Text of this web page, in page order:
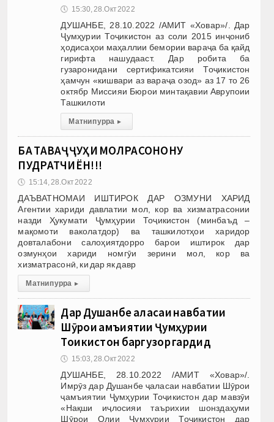
🕔 15:30, 28.Окт 2022
ДУШАНБЕ, 28.10.2022 /АМИТ «Ховар»/. Дар
Ҷумҳурии Тоҷикистон аз соли 2015 инҷониб
ҳодисаҳои маҳаллии бемории вараҷа ба қайд
гирифта нашудааст. Дар робита ба
гузаронидани сертификатсияи Тоҷикистон
ҳамчун «кишвари аз вараҷа озод» аз 17 то 26
октябр Миссияи Бюрои минтақавии Аврупоии
Ташкилоти
Матни пурра ▸
БА ТАВАҶҶУҲИ МОЛРАСОНОНУ
ПУДРАТЧИЁН!!!
🕔 15:14, 28.Окт 2022
ДАЪВАТНОМАИ ИШТИРОК ДАР ОЗМУНИ ХАРИД
Агентии хариди давлатии мол, кор ва хизматрасонии
назди Ҳукумати Ҷумҳурии Тоҷикистон (минбаъд –
мақомоти ваколатдор) ва ташкилотҳои харидор
довталабони салоҳиятдорро барои иштирок дар
озмунҳои хариди номгӯи зерини мол, кор ва
хизматрасонӣ, ки дар як давр
Матни пурра ▸
Дар Душанбе ҷаласаи навбатии
Шӯрои ҷамъиятии Ҷумҳурии
Тоҷикистон баргузор гардид
🕔 15:03, 28.Окт 2022
ДУШАНБЕ, 28.10.2022 /АМИТ «Ховар»/.
Имрӯз дар Душанбе ҷаласаи навбатии Шӯрои
ҷамъиятии Ҷумҳурии Тоҷикистон дар мавзӯи
«Нақши иҷлосияи таърихии шонздаҳуми
Шӯрои Олии Ҷумҳурии Тоҷикистон дар